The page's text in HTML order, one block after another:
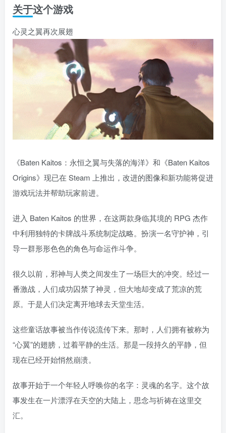
关于这个游戏
心灵之翼再次展翅
《Baten Kaitos：永恒之翼与失落的海洋》和《Baten Kaitos
Origins》现已在 Steam 上推出，改进的图像和新功能将促进
游戏玩法并帮助玩家前进。
进入 Baten Kaitos 的世界，在这两款身临其境的 RPG 杰作
中利用独特的卡牌战斗系统制定战略。扮演一名守护神，引
导一群形形色色的角色与命运作斗争。
很久以前，邪神与人类之间发生了一场巨大的冲突。经过一
番激战，人们成功囚禁了神灵，但大地却变成了荒凉的荒
原。于是人们决定离开地球去天堂生活。
这些童话故事被当作传说流传下来。那时，人们拥有被称为
“心翼”的翅膀，过着平静的生活。那是一段持久的平静，但
现在已经开始悄然崩溃。
故事开始于一个年轻人呼唤你的名字：灵魂的名字。这个故
事发生在一片漂浮在天空的大陆上，思念与祈祷在这里交
汇。